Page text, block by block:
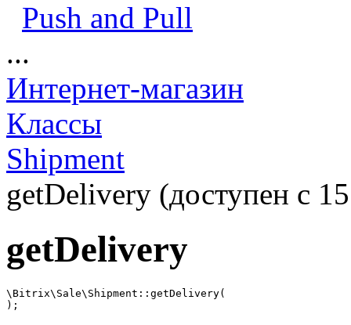
Push and Pull
...
Интернет-магазин
Классы
Shipment
getDelivery (доступен с
getDelivery
\Bitrix\Sale\Shipment::getDelivery(
);